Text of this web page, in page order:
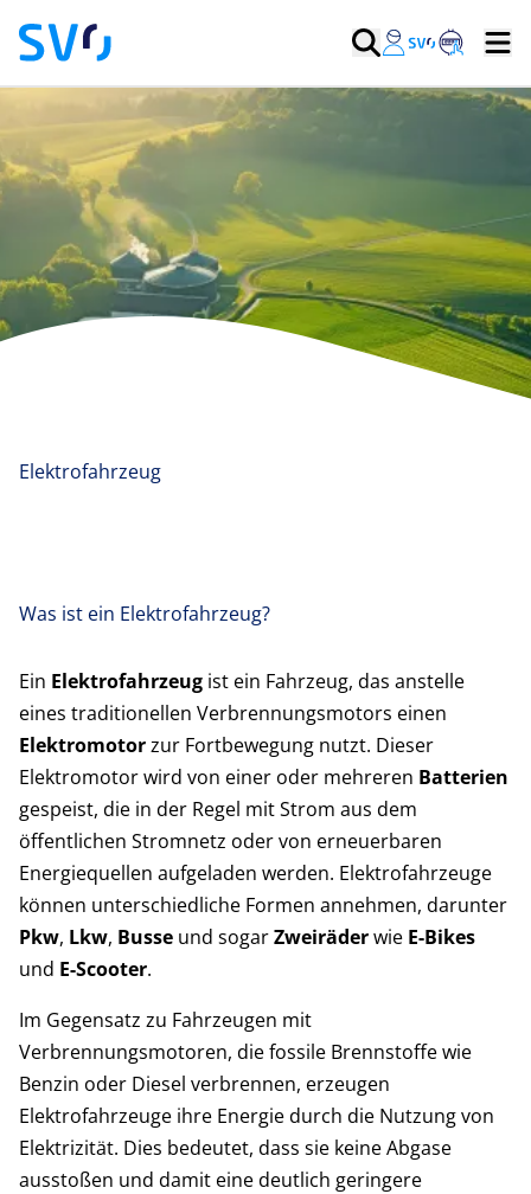
Elektrofahrzeug
Was ist ein Elektrofahrzeug?
Ein Elektrofahrzeug ist ein Fahrzeug, das anstelle
eines traditionellen Verbrennungsmotors einen
Elektromotorzur Fortbewegung nutzt. Dieser
Elektromotor wird von einer oder mehreren Batterien
gespeist, die in der Regel mit Strom aus dem
öffentlichen Stromnetz oder von erneuerbaren
Energiequellen aufgeladen werden. Elektrofahrzeuge
können unterschiedliche Formen annehmen, darunter
Pkw, Lkw, Busse und sogarZweiräderwie E-Bikes
und E-Scooter.
Im Gegensatz zu Fahrzeugen mit
Verbrennungsmotoren, die fossile Brennstoffe wie
Benzin oder Diesel verbrennen, erzeugen
Elektrofahrzeuge ihre Energie durch die Nutzung von
Elektrizität. Dies bedeutet, dass sie keine Abgase
ausstoßen und damit eine deutlich geringere